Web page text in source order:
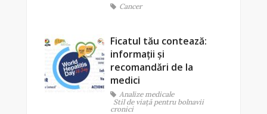
Cancer
Ficatul tău contează:
informații și
recomandări de la
medici
Analize medicale
Stil de viaţă pentru bolnavii
cronici